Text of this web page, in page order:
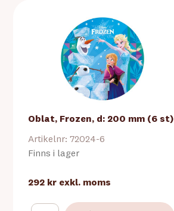
Oblat, Frozen, d: 200 mm (6 st)
Artikelnr: 72024-6
Finns i lager
292 kr exkl. moms